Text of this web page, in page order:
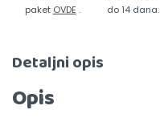
paket OVDE .
do 14 dana.
Detaljni opis
Opis